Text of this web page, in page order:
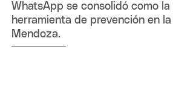
WhatsApp se consolidó como la
herramienta de prevención en
Mendoza.